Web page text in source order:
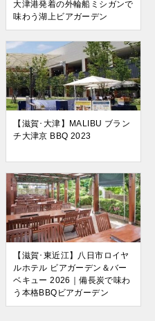
大津港発着の外輪船ミシガンで
味わう湖上ビアガーデン
【滋賀･大津】MALIBU ブラン
チ大津京 BBQ 2023
【滋賀･東近江】八日市ロイヤ
ルホテル ビアガーデン＆バー
ベキュー 2026｜備長炭で味わ
う本格BBQビアガーデン